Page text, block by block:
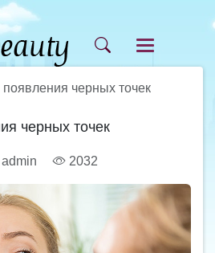
черных точек
черных точек
admin 2032